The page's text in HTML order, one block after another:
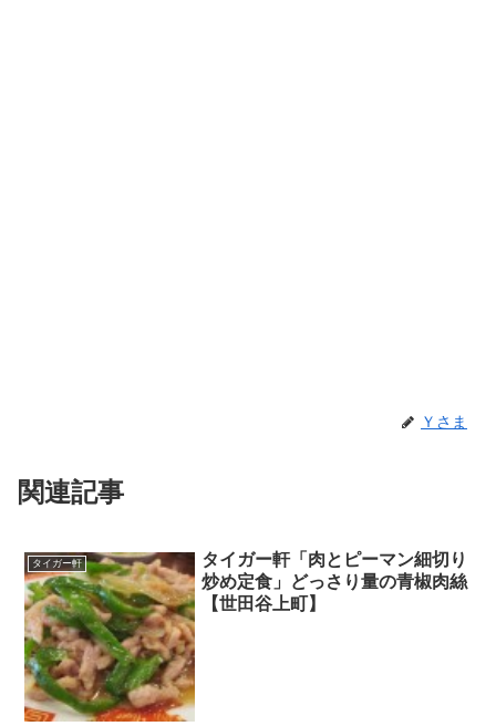
Ｙさま
関連記事
タイガー軒
タイガー軒「肉とピーマン細切り
炒め定食」どっさり量の青椒肉絲
【世田谷上町】